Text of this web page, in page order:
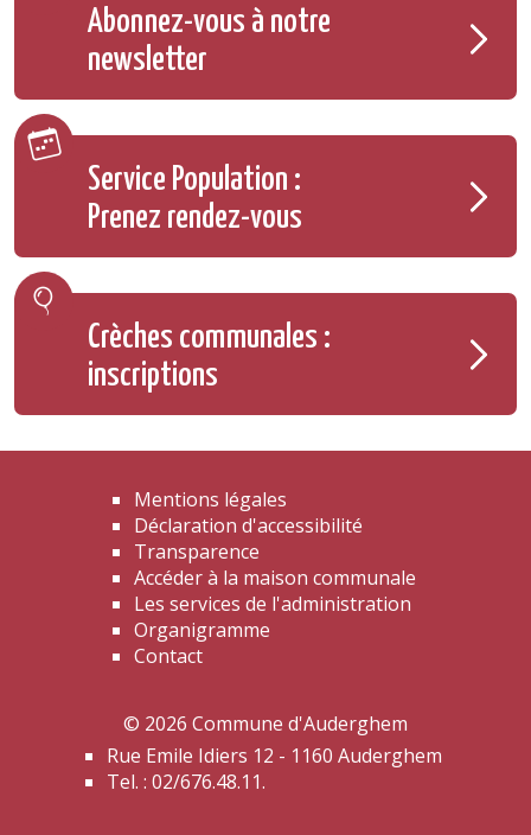
Abonnez-vous à notre
newsletter
Service Population :
Prenez rendez-vous
Crèches communales :
inscriptions
Mentions légales
Déclaration d'accessibilité
Transparence
Accéder à la maison communale
Les services de l'administration
Organigramme
Contact
© 2026 Commune d'Auderghem
Rue Emile Idiers 12 - 1160 Auderghem
Tel. : 02/676.48.11.